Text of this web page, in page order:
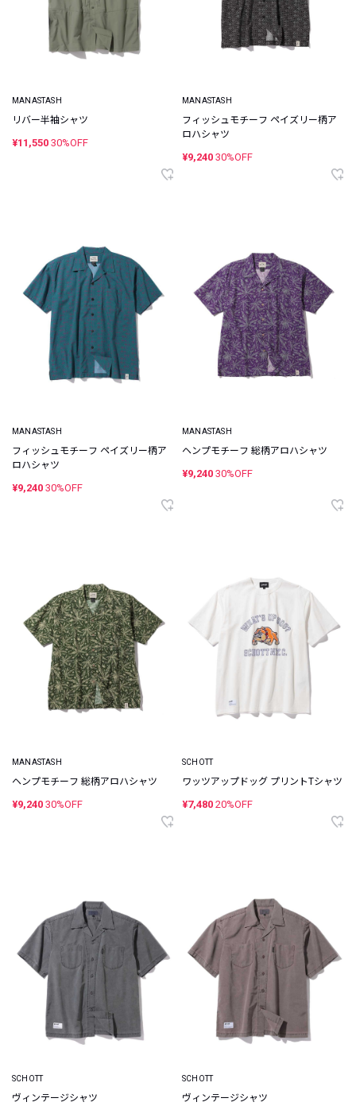
MANASTASH
リバー半袖シャツ
¥11,550 30%OFF
MANASTASH
フィッシュモチーフ ペイズリー柄ア
ロハシャツ
¥9,240 30%OFF
MANASTASH
フィッシュモチーフ ペイズリー柄ア
ロハシャツ
¥9,240 30%OFF
MANASTASH
ヘンプモチーフ 総柄アロハシャツ
¥9,240 30%OFF
MANASTASH
ヘンプモチーフ 総柄アロハシャツ
¥9,240 30%OFF
SCHOTT
ワッツアップドッグ プリントTシャツ
¥7,480 20%OFF
SCHOTT
ヴィンテージシャツ
SCHOTT
ヴィンテージシャツ